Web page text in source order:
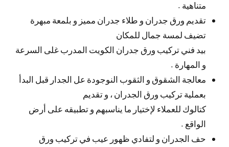
متناهية .
تقديم ورق جدران و طلاء جدران مميز و بلمعة مبهرة
تضيف لمسة جمال للمكان
بيد فني تركيب ورق جدران الكويت المدرب غلى السرعة
و المهارة .
معالجة الشقوق و الثقوب النوجودة عل الجدار قبل البدأ
بعملية تركيب ورق الجدران ، و تقديم
كتالوك للعملاء لإختيار ما يناسبهم و تطبيقه على أرض
الواقع .
حف الجدران و لتفادي ظهور عيب في تركيب ورق